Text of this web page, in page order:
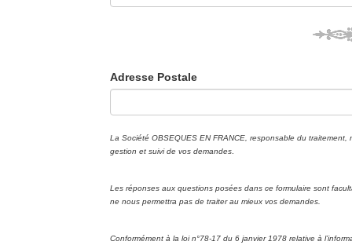
Adresse Postale
La Société OBSEQUES EN FRANCE, responsable du
gestion et suivi de vos demandes
Les réponses aux questions posées dans ce formulaire sont
ne nous permettra pas de traiter au mieux vos demandes.
Conformément à la loi n°78-17 du 6 janvier 1978 relative à